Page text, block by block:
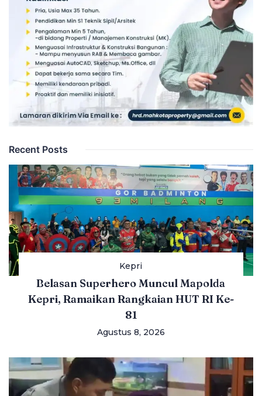
Recent Posts
Kepri
Belasan Superhero Muncul Mapolda
Kepri, Ramaikan Rangkaian HUT RI Ke-
81
Agustus 8, 2026